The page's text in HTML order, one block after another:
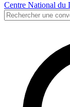
Centre National du